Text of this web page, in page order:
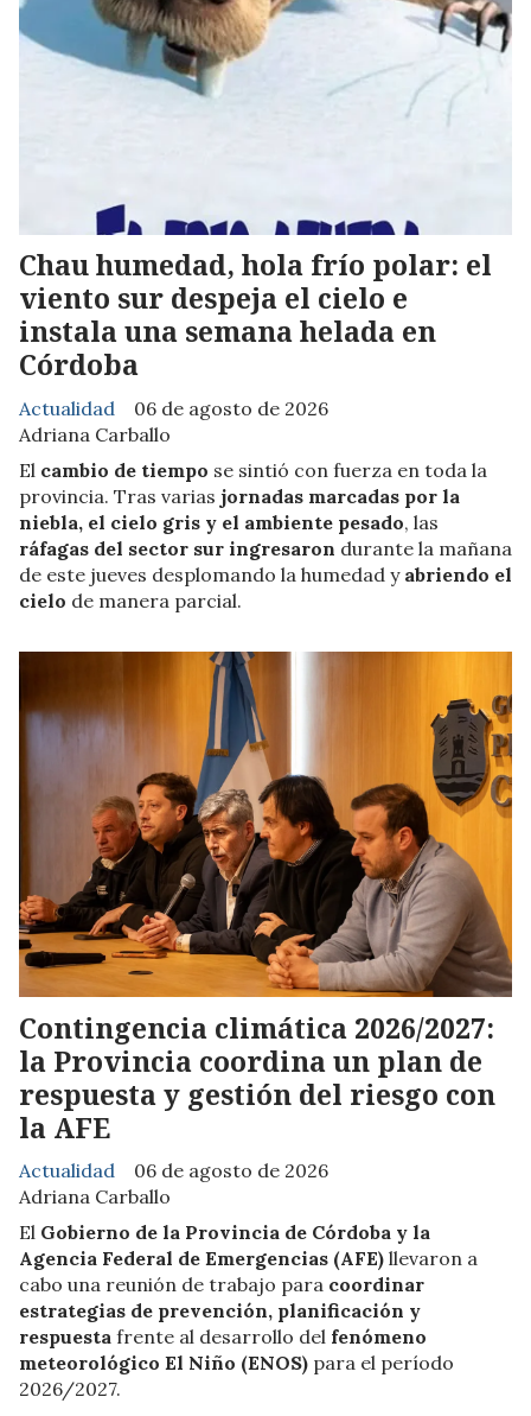
Chau humedad, hola frío polar: el
viento sur despeja el cielo e
instala una semana helada en
Córdoba
Adriana Carballo
Actualidad 06 de agosto de 2026
El cambio de tiempo se sintió con fuerza en toda la
provincia. Tras varias jornadas marcadas por la
niebla, el cielo gris y el ambiente pesado, las
ráfagas del sector sur ingresaron durante la mañana
de este jueves desplomando la humedad y abriendo el
cielo de manera parcial.
Contingencia climática 2026/2027:
la Provincia coordina un plan de
respuesta y gestión del riesgo con
la AFE
Adriana Carballo
Actualidad 06 de agosto de 2026
El Gobierno de la Provincia de Córdoba y la
Agencia Federal de Emergencias (AFE) llevaron a
cabo una reunión de trabajo para coordinar
estrategias de prevención, planificación y
respuesta frente al desarrollo del fenómeno
meteorológico El Niño (ENOS) para el período
2026/2027.